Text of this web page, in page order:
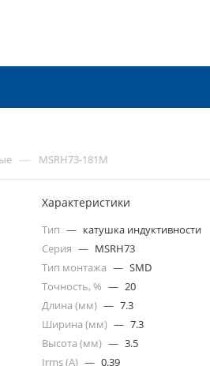
— MSRH73-181M
Характеристики
Тип — катушка индуктивности
Серия — MSRH73
Тип монтажа — SMD
Точность, % — 20
Длина (мм) — 7.3
Ширина (мм) — 7.3
Высота (мм) — 3.5
Irms (A) — 0.39